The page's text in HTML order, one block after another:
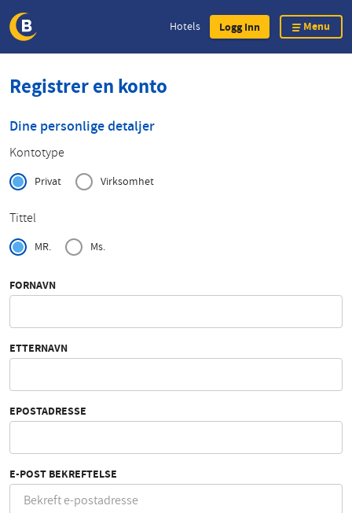
content
Hotels Logg Inn Menu
Registrer en konto
Dine personlige detaljer
Kontotype
Privat Virksomhet
Tittel
MR. Ms.
FORNAVN
ETTERNAVN
EPOSTADRESSE
E-POST BEKREFTELSE